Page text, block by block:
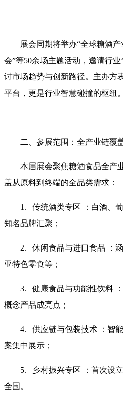
展会同期将举办“全球糖酒
会”等50余场主题活动，邀请行
讨市场趋势与创新路径。主办方
平台，更是行业智慧碰撞的枢纽
二、参展范围：全产业链覆
本届展会聚焦糖酒食品全产
盖从原料到终端的全品类需求：
1. 传统酒类专区 ：白酒、
知名品牌汇聚；
2. 休闲食品与进口食品 ：
亚特色零食等；
3. 健康食品与功能性饮料
概念产品成亮点；
4. 供应链与包装技术 ：智
案集中展示；
5. 乡村振兴专区 ：首次设
全国。